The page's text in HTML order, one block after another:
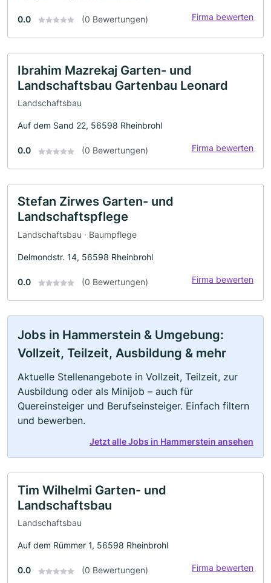
0.0 (0 Bewertungen) Firma bewerten
Ibrahim Mazrekaj Garten- und
Landschaftsbau Gartenbau Leonard
Landschaftsbau
Auf dem Sand 22, 56598 Rheinbrohl
0.0 (0 Bewertungen) Firma bewerten
Stefan Zirwes Garten- und
Landschaftspflege
Landschaftsbau · Baumpflege
Delmondstr. 14, 56598 Rheinbrohl
0.0 (0 Bewertungen) Firma bewerten
Jobs in Hammerstein & Umgebung:
Vollzeit, Teilzeit, Ausbildung & mehr
Aktuelle Stellenangebote in Vollzeit, Teilzeit, zur
Ausbildung oder als Minijob – auch für
Quereinsteiger und Berufseinsteiger. Einfach filtern
und bewerben.
Jetzt alle Jobs in Hammerstein ansehen
Tim Wilhelmi Garten- und
Landschaftsbau
Landschaftsbau
Auf dem Rümmer 1, 56598 Rheinbrohl
0.0 (0 Bewertungen) Firma bewerten